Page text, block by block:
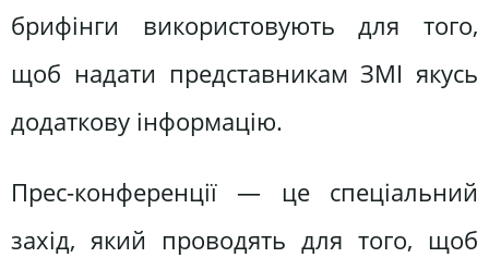
брифінги використовують для того,
щоб надати представникам ЗМІ якусь
додаткову інформацію.
Прес-конференції — це спеціальний
захід, який проводять для того, щоб